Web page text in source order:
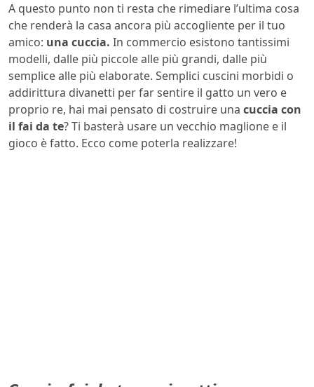
A questo punto non ti resta che rimediare l’ultima cosa
che renderà la casa ancora più accogliente per il tuo
amico: una cuccia. In commercio esistono tantissimi
modelli, dalle più piccole alle più grandi, dalle più
semplice alle più elaborate. Semplici cuscini morbidi o
addirittura divanetti per far sentire il gatto un vero e
proprio re, hai mai pensato di costruire una cuccia con
il fai da te? Ti basterà usare un vecchio maglione e il
gioco è fatto. Ecco come poterla realizzare!